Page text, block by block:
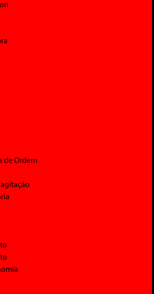
de Ordem